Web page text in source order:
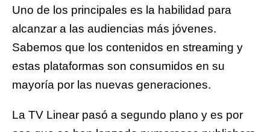
Uno de los principales es la habilidad para
alcanzar a las audiencias más jóvenes.
Sabemos que los contenidos en streaming y
estas plataformas son consumidos en su
mayoría por las nuevas generaciones.
La TV Linear pasó a segundo plano y es por